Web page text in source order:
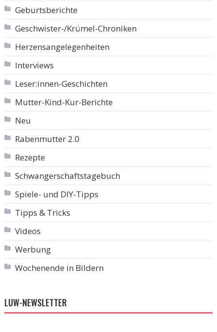
Geburtsberichte
Geschwister-/Krümel-Chroniken
Herzensangelegenheiten
Interviews
Leser:innen-Geschichten
Mutter-Kind-Kur-Berichte
Neu
Rabenmutter 2.0
Rezepte
Schwangerschaftstagebuch
Spiele- und DIY-Tipps
Tipps & Tricks
Videos
Werbung
Wochenende in Bildern
LUW-NEWSLETTER